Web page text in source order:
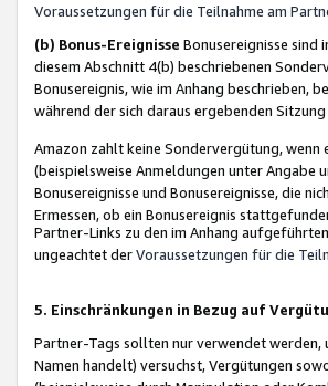
Voraussetzungen für die Teilnahme am
(b) Bonus-Ereignisse Bonusereignisse sind
diesem Abschnitt 4(b) beschriebenen
Bonusereignis, wie im Anhang beschrieben,
während der sich daraus ergebenden
Amazon zahlt keine Sondervergütung, wenn
(beispielsweise Anmeldungen unter
Bonusereignisse und Bonusereignisse, die
Ermessen, ob ein Bonusereignis
Partner-Links zu den im Anhang
ungeachtet derVoraussetzungen für die
5. Einschränkungen in Bezug auf
Partner-Tags sollten nur verwendet
Namen handelt) versuchst, Vergütungen